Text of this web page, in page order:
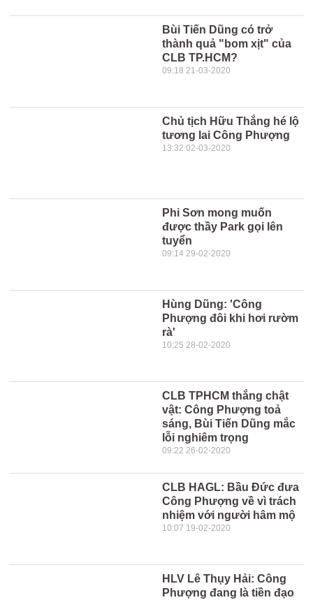
Bùi Tiến Dũng có trở
thành quả "bom xịt" của
CLB TP.HCM?
09:18 21-03-2020
Chủ tịch Hữu Thắng hé lộ
tương lai Công Phượng
13:32 02-03-2020
Phi Sơn mong muốn
được thầy Park gọi lên
tuyển
09:14 29-02-2020
Hùng Dũng: 'Công
Phượng đôi khi hơi rườm
rà'
10:25 28-02-2020
CLB TPHCM thắng chật
vật: Công Phượng toả
sáng, Bùi Tiến Dũng mắc
lỗi nghiêm trọng
09:22 26-02-2020
CLB HAGL: Bầu Đức đưa
Công Phượng về vì trách
nhiệm với người hâm mộ
10:07 19-02-2020
HLV Lê Thụy Hải: Công
Phượng đang là tiền đạo